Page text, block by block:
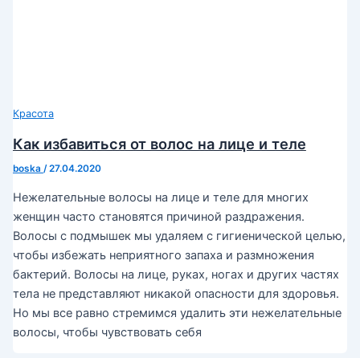
Красота
Как избавиться от волос на лице и теле
boska /27.04.2020
Нежелательные волосы на лице и теле для многих
женщин часто становятся причиной раздражения.
Волосы с подмышек мы удаляем с гигиенической целью,
чтобы избежать неприятного запаха и размножения
бактерий. Волосы на лице, руках, ногах и других частях
тела не представляют никакой опасности для здоровья.
Но мы все равно стремимся удалить эти нежелательные
волосы, чтобы чувствовать себя